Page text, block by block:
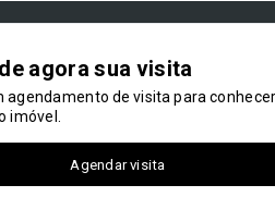
agora sua visita
agendamento de visita para conhecer
imóvel.
Agendar visita